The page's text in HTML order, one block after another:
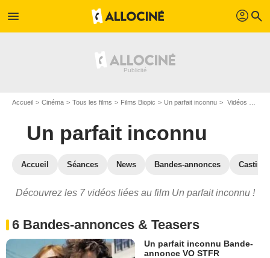
menu profil search
Accueil Cinéma Tous les films Films Biopic Un parfait inconnu Vidéos du film Un parfait inconnu
Un parfait inconnu
Accueil Séances News Bandes-annonces Casting
Découvrez les 7 vidéos liées au film Un parfait inconnu !
6 Bandes-annonces & Teasers
Un parfait inconnu Bande-
annonce VO STFR